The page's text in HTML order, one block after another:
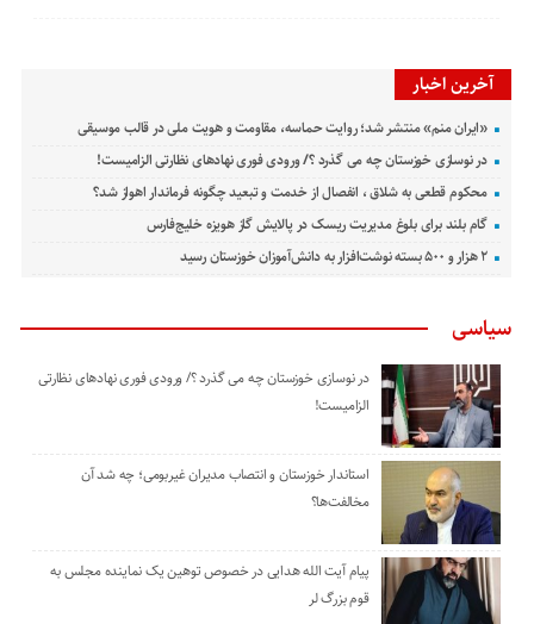
آخرین اخبار
«ایران منم» منتشر شد؛ روایت حماسه، مقاومت و هویت ملی در قالب موسیقی
در نوسازی خوزستان چه می گذرد ؟/ ورودی فوری نهادهای نظارتی الزامیست!
محکوم قطعی به شلاق ، انفصال از خدمت و تبعید چگونه فرماندار اهواز شد؟
گام بلند برای بلوغ مدیریت ریسک در پالایش گاز هویزه خلیج‌فارس
۲ هزار و ۵۰۰ بسته نوشت‌افزار به دانش‌آموزان خوزستان رسید
سیاسی
در نوسازی خوزستان چه می گذرد ؟/ ورودی فوری نهادهای نظارتی
الزامیست!
استاندار خوزستان و انتصاب مدیران غیربومی؛ چه شد آن
مخالفت‌ها؟
پیام آیت الله هدایی در خصوص توهین یک نماینده مجلس به
قوم بزرگ لر